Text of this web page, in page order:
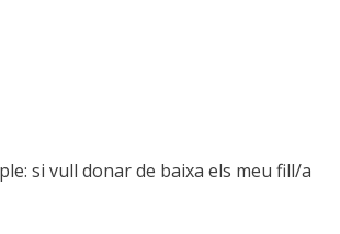
si vull donar de baixa els meu fill/a